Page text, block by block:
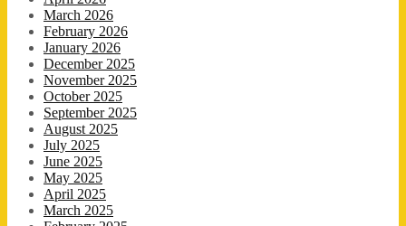
March 2026
February 2026
January 2026
December 2025
November 2025
October 2025
September 2025
August 2025
July 2025
June 2025
May 2025
April 2025
March 2025